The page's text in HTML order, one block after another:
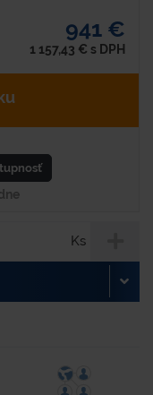
941 €
1 157,43 € s DPH
Ks